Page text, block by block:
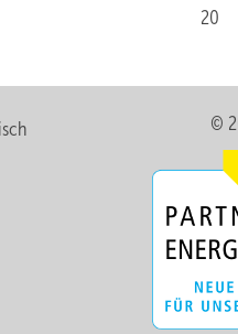
20
©